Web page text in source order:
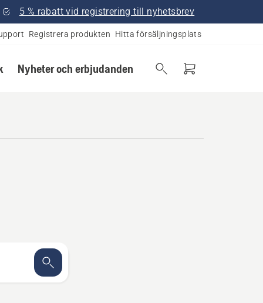
5 % rabatt vid registrering till nyhetsbrev
Registrera produkten Hitta försäljningsplats
Nyheter och erbjudanden